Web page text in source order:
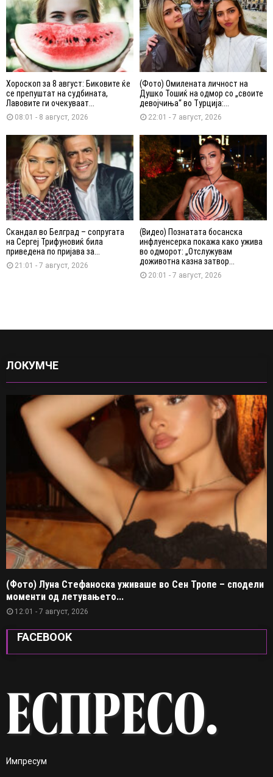
Хороскоп за 8 август: Биковите ќе
се препуштат на судбината,
Лавовите ги очекуваат...
08:01 - 8 август, 2026
(Фото) Омилената личност на
Душко Тошиќ на одмор со „своите
девојчиња“ во Турција:...
22:01 - 7 август, 2026
Скандал во Белград – сопругата
на Сергеј Трифуновиќ била
приведена по пријава за...
21:01 - 7 август, 2026
(Видео) Познатата босанска
инфлуенсерка покажа како ужива
во одморот: „Отслужувам
доживотна казна затвор...
20:01 - 7 август, 2026
ЛОКУМЧЕ
(Фото) Луна Стефаноска уживаше во Сен Тропе – сподели
моменти од летувањето...
12:01 - 7 август, 2026
FACEBOOK
Импресум